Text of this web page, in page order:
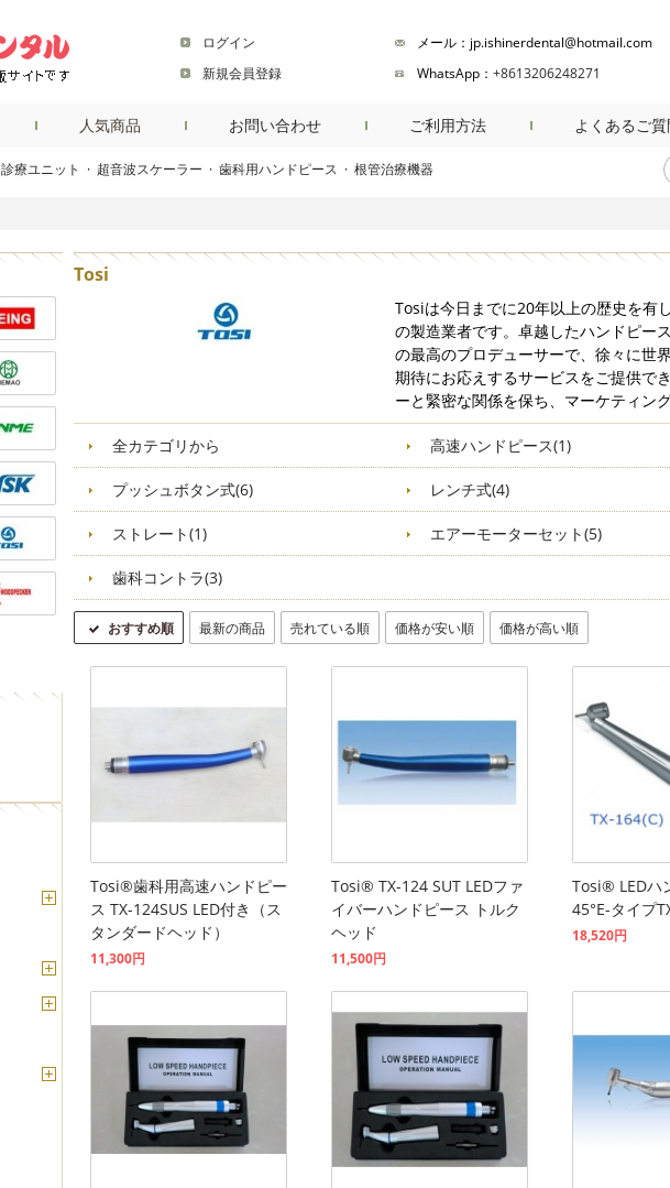
ログイン
新規会員登録
メール：jp.ishinerdental@hotmail.com
WhatsApp： +8613206248271
人気商品 お問い合わせ ご利用方法 よくあるご質
診療ユニット · 超音波スケーラー · 歯科用ハンドピース · 根管治療機器商品検索
Tosi
Tosiは今日までに20年以上の歴史を有
の製造業者です。卓越したハンドピー
の最高のプロデューサーで、徐々に世
期待にお応えするサービスをご提供で
ーと緊密な関係を保ち、マーケティン
全カテゴリから 高速ハンドピース(1)
プッシュボタン式(6) レンチ式(4)
ストレート(1) エアーモーターセット(5)
歯科コントラ(3)
おすすめ順 最新の商品 売れている順 価格が安い順 価格が高い順
Tosi®歯科用高速ハンドピー
ス TX-124SUS LED付き（ス
タンダードヘッド）
11,300円
Tosi® TX-124 SUT LEDファ
イバーハンドピース トルク
ヘッド
11,500円
Tosi® LEDハ
45°E-タイプ
18,520円